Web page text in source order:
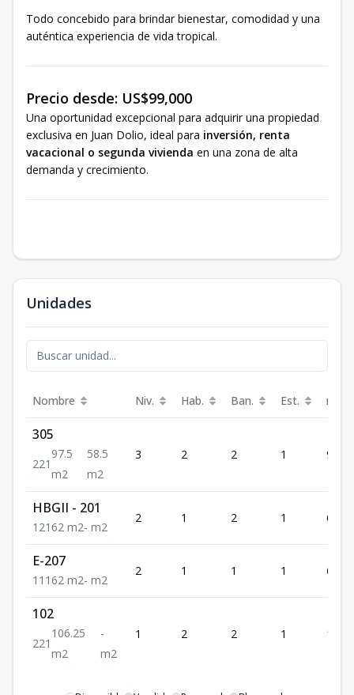
Todo concebido para brindar bienestar, comodidad y una
auténtica experiencia de vida tropical.
Precio desde: US$99,000
Una oportunidad excepcional para adquirir una propiedad
exclusiva en Juan Dolio, ideal para inversión, renta
vacacional o segunda vivienda en una zona de alta
demanda y crecimiento.
Unidades
Nombre Niv. Hab. Ban. Est. m²
305
221
97.5
m2
58.5
m2
3 2 2 1 97.5
HBGII - 201
1 21 62 m2- m2
2 1 2 1 62
E-207
1 1 1 62 m2- m2
2 1 1 1 62
102
221
106.25
m2
-
m2
1 2 2 1